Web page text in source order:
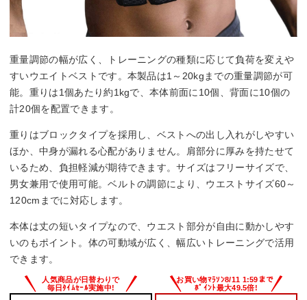
重量調節の幅が広く、トレーニングの種類に応じて負荷を変えや
すいウエイトベストです。本製品は1～20kgまでの重量調節が可
能。重りは1個あたり約1kgで、本体前面に10個、背面に10個の
計20個を配置できます。
重りはブロックタイプを採用し、ベストへの出し入れがしやすい
ほか、中身が漏れる心配がありません。肩部分に厚みを持たせて
いるため、負担軽減が期待できます。サイズはフリーサイズで、
男女兼用で使用可能。ベルトの調節により、ウエストサイズ60～
120cmまでに対応します。
本体は丈の短いタイプなので、ウエスト部分が自由に動かしやす
いのもポイント。体の可動域が広く、幅広いトレーニングで活用
できます。